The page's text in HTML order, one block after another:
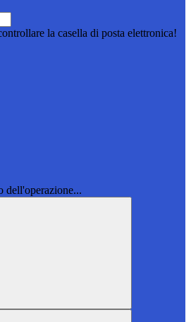
la casella di posta elettronica!
dell'operazione...